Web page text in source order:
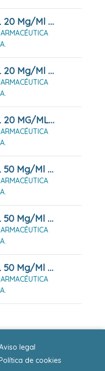
REGAXIDIL 20 Mg/ml SOLUCION CUTANEA , 120 Ml (2 Frascos De 60 Ml)
REGAXIDIL 20 Mg/ml SOLUCION CUTANEA , 240 Ml (4 Frascos De 60 Ml)
REGAXIDIL 20 MG/ML SOLUCIÓN CUTÁNEA 60 ML
REGAXIDIL 50 Mg/ml SOLUCION CUTANEA , 2 Frascos De 60 Ml
REGAXIDIL 50 Mg/ml SOLUCION CUTANEA , 3 Frascos De 60 Ml
REGAXIDIL 50 Mg/ml SOLUCION CUTANEA , 4 Frascos De 60 Ml
legal
de cookies